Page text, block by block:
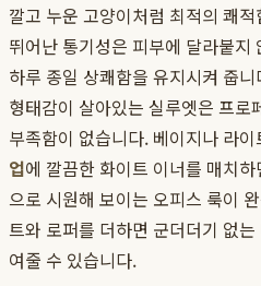
깔고 누운 고양이처럼 최적의 쾌
뛰어난 통기성은 피부에 달라붙지
하루 종일 상쾌함을 유지시켜 줍
형태감이 살아있는 실루엣은 프로
부족함이 없습니다. 베이지나 라
업에 깔끔한 화이트 이너를 매치
으로 시원해 보이는 오피스 룩이
트와 로퍼를 더하면 군더더기 없
여줄 수 있습니다.